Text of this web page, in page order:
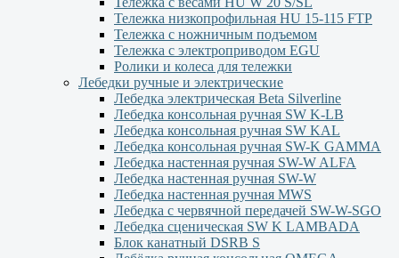
Тележка низкопрофильная HU 15-115 FTP
Тележка с ножничным подъемом
Тележка с электроприводом EGU
Ролики и колеса для тележки
Лебедки ручные и электрические
Лебедка электрическая Beta Silverline
Лебедка консольная ручная SW K-LB
Лебедка консольная ручная SW KAL
Лебедка консольная ручная SW-K GAMMA
Лебедка настенная ручная SW-W ALFA
Лебедка настенная ручная SW-W
Лебедка настенная ручная MWS
Лебедка с червячной передачей SW-W-SGO
Лебедка сценическая SW K LAMBADA
Блок канатный DSRB S